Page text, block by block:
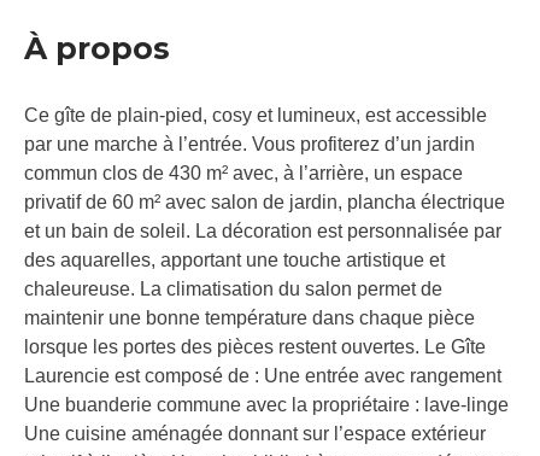
À propos
Ce gîte de plain-pied, cosy et lumineux, est accessible
par une marche à l’entrée. Vous profiterez d’un jardin
commun clos de 430 m² avec, à l’arrière, un espace
privatif de 60 m² avec salon de jardin, plancha électrique
et un bain de soleil. La décoration est personnalisée par
des aquarelles, apportant une touche artistique et
chaleureuse. La climatisation du salon permet de
maintenir une bonne température dans chaque pièce
lorsque les portes des pièces restent ouvertes. Le Gîte
Laurencie est composé de : Une entrée avec rangement
Une buanderie commune avec la propriétaire : lave-linge
Une cuisine aménagée donnant sur l’espace extérieur